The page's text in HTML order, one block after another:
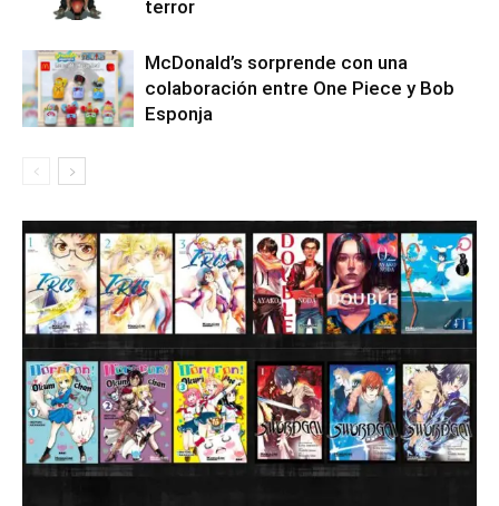
terror
McDonald’s sorprende con una
colaboración entre One Piece y Bob
Esponja